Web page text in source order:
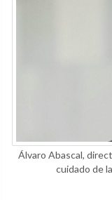
Álvaro Abascal,
cuidado de